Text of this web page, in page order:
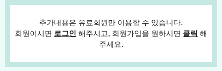
추가내용은 유료회원만 이용할 수 있습니다.
회원이시면 로그인 해주시고, 회원가입을 원하시면 클릭 해
주세요.